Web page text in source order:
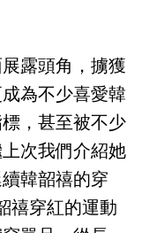
露頭角，擄獲
為不少喜愛韓
，甚至被不少
次我們介紹她
續韓韶禧的穿
禧穿紅的運動